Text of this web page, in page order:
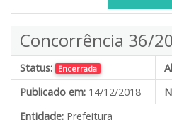
Concorrência 36/
Status: Encerrada
Publicado em: 14/12/2018
Entidade: Prefeitura